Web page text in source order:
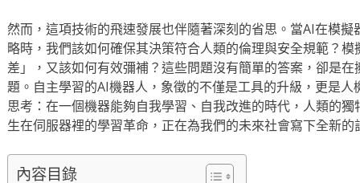
然而，這項技術的飛速發展也伴隨著深刻的省思。當AI在模
略時，我們該如何確保其決策符合人類的倫理與安全規範？
差」，又該如何有效彌補？這些問題沒有簡單的答案，卻是
題。自主學習的AI機器人，象徵的不僅是工具的升級，更是
思考：在一個機器能夠自我學習、自我改進的時代，人類的
生在伺服器裡的學習革命，正在為我們的未來社會寫下全新的
內容目錄